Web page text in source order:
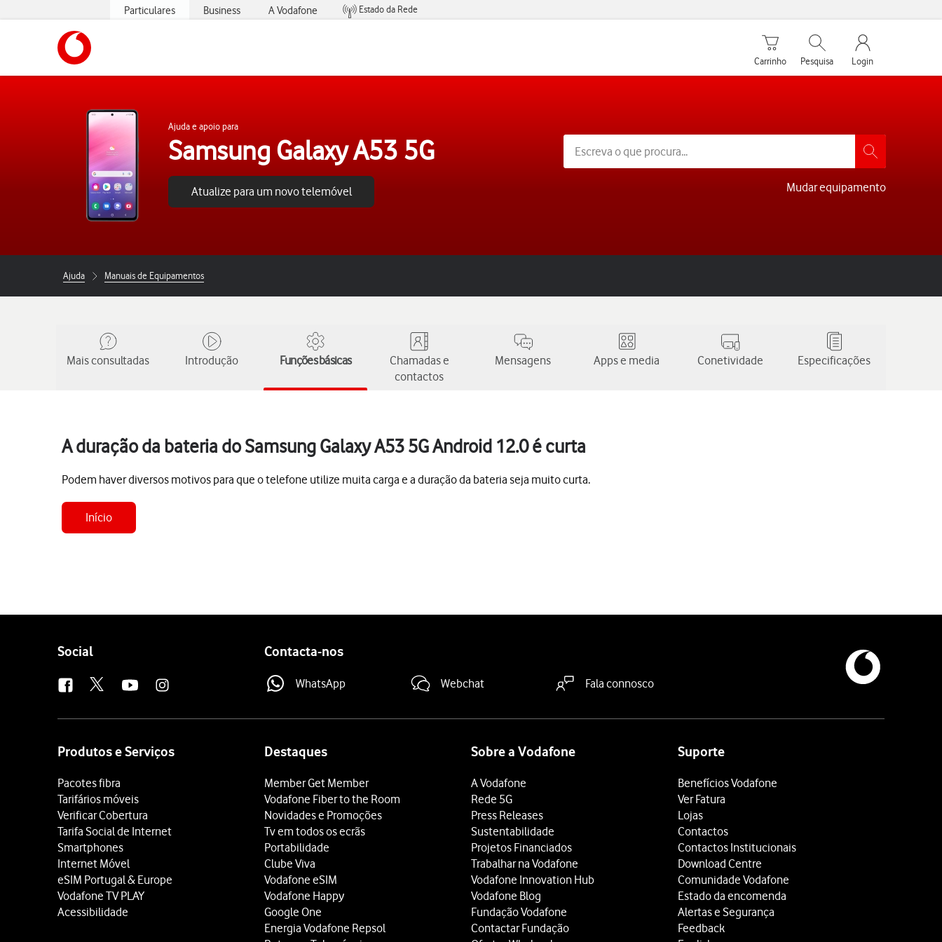
Particulares Business A Vodafone
Estado da Rede
Carrinho de compras
Carrinho
Pesquisar
Pesquisa
My Vodafone
Login
Ajuda e apoio para
Samsung Galaxy A53 5G
Atualize para um novo telemóvel Mudar equipamento
Ajuda Manuais de Equipamentos
Mais consultadas Introdução Funções básicas
Chamadas e
contactos
Mensagens Apps e media Conetividade Especificações
A duração da bateria do Samsung Galaxy A53 5G Android 12.0 é curta
Podem haver diversos motivos para que o telefone utilize muita carga e a duração da bateria seja muito curta.
Início
Follow
Social Contacta-nos
WhatsApp Webchat Fala connosco
Produtos e Serviços
Pacotes fibra
Tarifários móveis
Verificar Cobertura
Tarifa Social de Internet
Smartphones
Internet Móvel
eSIM Portugal & Europe
Vodafone TV PLAY
Acessibilidade
Destaques
Member Get Member
Vodafone Fiber to the Room
Novidades e Promoções
Tv em todos os ecrãs
Portabilidade
Clube Viva
Vodafone eSIM
Vodafone Happy
Google One
Energia Vodafone Repsol
Sobre a Vodafone
A Vodafone
Rede 5G
Press Releases
Sustentabilidade
Projetos Financiados
Trabalhar na Vodafone
Vodafone Innovation Hub
Vodafone Blog
Fundação Vodafone
Contactar Fundação
Suporte
Benefícios Vodafone
Ver Fatura
Lojas
Contactos
Contactos Institucionais
Download Centre
Comunidade Vodafone
Estado da encomenda
Alertas e Segurança
Feedback